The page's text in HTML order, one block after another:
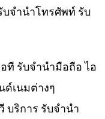
จำนำโทรศัพท์ รับ
ที รับจำนำมือถือ ไอ
เนมต่างๆ
บริการ รับจำนำ